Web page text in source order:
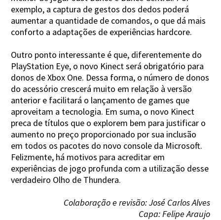
exemplo, a captura de gestos dos dedos poderá
aumentar a quantidade de comandos, o que dá mais
conforto a adaptações de experiências hardcore.
Outro ponto interessante é que, diferentemente do
PlayStation Eye, o novo Kinect será obrigatório para
donos de Xbox One. Dessa forma, o número de donos
do acessório crescerá muito em relação à versão
anterior e facilitará o lançamento de games que
aproveitam a tecnologia. Em suma, o novo Kinect
preca de títulos que o explorem bem para justificar o
aumento no preço proporcionado por sua inclusão
em todos os pacotes do novo console da Microsoft.
Felizmente, há motivos para acreditar em
experiências de jogo profunda com a utilização desse
verdadeiro Olho de Thundera.
Colaboração e revisão: José Carlos Alves
Capa: Felipe Araujo